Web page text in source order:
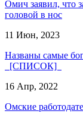
Омич заявил, что
головой в нос
11 Июн, 2023
Названы самые
[СПИСОК]
16 Апр, 2022
Омские